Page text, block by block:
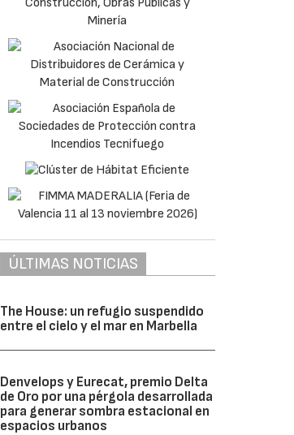
ÚLTIMAS NOTICIAS
The House: un refugio suspendido
entre el cielo y el mar en Marbella
Denvelops y Eurecat, premio Delta
de Oro por una pérgola desarrollada
para generar sombra estacional en
espacios urbanos